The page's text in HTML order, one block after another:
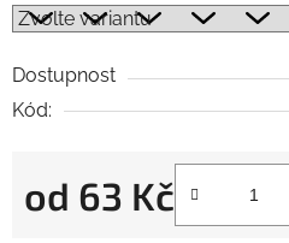
Dostupnost
Kód:
od 63 Kč